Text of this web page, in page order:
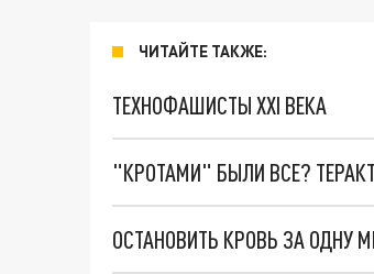
ЧИТАЙТЕ ТАКЖЕ:
ТЕХНОФАШИСТЫ XXI ВЕКА
"КРОТАМИ" БЫЛИ ВСЕ?